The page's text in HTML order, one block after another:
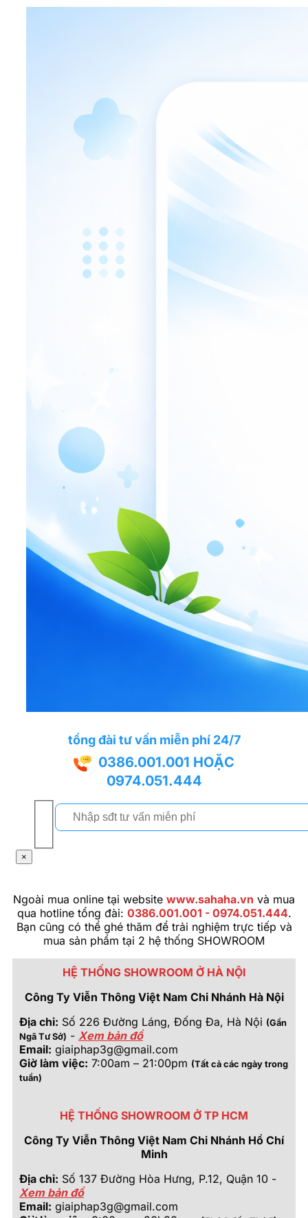
tổng đài tư vấn miễn phí 24/7
0386.001.001 HOẶC
0974.051.444
×
Ngoài mua online tại website www.sahaha.vn và mua
qua hotline tổng đài: 0386.001.001 - 0974.051.444.
Bạn cũng có thể ghé thăm để trải nghiệm trực tiếp và
mua sản phẩm tại 2 hệ thống SHOWROOM
HỆ THỐNG SHOWROOM Ở HÀ NỘI
Công Ty Viễn Thông Việt Nam Chi Nhánh Hà Nội
Địa chỉ: Số 226 Đường Láng, Đống Đa, Hà Nội (Gần
Ngã Tư Sở) - Xem bản đồ
Email: giaiphap3g@gmail.com
Giờ làm việc: 7:00am – 21:00pm (Tất cả các ngày trong
tuần)
HỆ THỐNG SHOWROOM Ở TP HCM
Công Ty Viễn Thông Việt Nam Chi Nhánh Hồ Chí
Minh
Địa chỉ: Số 137 Đường Hòa Hưng, P.12, Quận 10 -
Xem bản đồ
Email: giaiphap3g@gmail.com